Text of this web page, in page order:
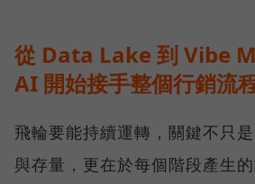
從 Data Lake 到 Vibe
AI 開始接手整個行銷流
飛輪要能持續運轉，關鍵不只
與存量，更在於每個階段產生